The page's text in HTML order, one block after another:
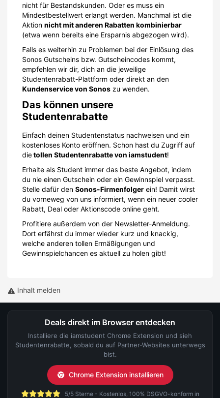
nicht für Bestandskunden. Oder es muss ein
Mindestbestellwert erlangt werden. Manchmal ist die
Aktion nicht mit anderen Rabatten kombinierbar
(etwa wenn bereits eine Ersparnis abgezogen wird).
Falls es weiterhin zu Problemen bei der Einlösung des
Sonos Gutscheins bzw. Gutscheincodes kommt,
empfehlen wir dir, dich an die jeweilige
Studentenrabatt-Plattform oder direkt an den
Kundenservice von Sonos zu wenden.
Das können unsere
Studentenrabatte
Einfach deinen Studentenstatus nachweisen und ein
kostenloses Konto eröffnen. Schon hast du Zugriff auf
dietollen Studentenrabatte von iamstudent!
Erhalte als Student immer das beste Angebot, indem
du nie einen Gutschein oder ein Gewinnspiel verpasst.
Stelle dafür den Sonos-Firmenfolger ein! Damit wirst
du vorneweg von uns informiert, wenn ein neuer cooler
Rabatt, Deal oder Aktionscode online geht.
Profitiere außerdem von der Newsletter-Anmeldung.
Dort erfährst du immer wieder kurz und knackig,
welche anderen tollen Ermäßigungen und
Gewinnspielchancen es aktuell zu holen gibt!
Inhalt melden
Deals direkt im Browser entdecken
Installiere die iamstudent Chrome Extension und sieh
Studentenrabatte, sobald du auf Partner-Websites unterwegs
bist.
Chrome Extension installieren
5/5 Sterne - Kostenlos, 100% DSGVO-konform in